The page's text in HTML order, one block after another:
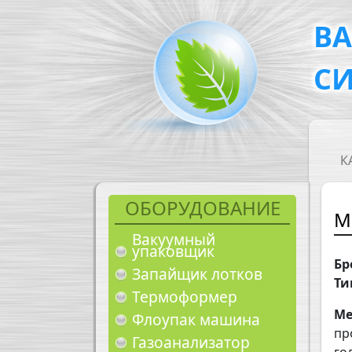
Перейти к основному содержанию
ОБОРУДОВАНИЕ
Вакуумный
упаковщик
Запайщик лотков
Термоформер
Флоупак машина
Газоанализатор